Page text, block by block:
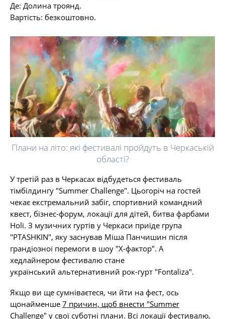
Де: Долина троянд.
Вартість: безкоштовно.
Плани на літо: які фестивалі пройдуть в Черкаській
області?
У третій раз в Черкасах відбудеться фестиваль
тімбілдингу "Summer Challenge". Цьогоріч на гостей
чекає екстремальний забіг, спортивний командний
квест, бізнес-форум, локації для дітей, битва фарбами
Holi. З музичних гуртів у Черкаси приїде група
"PTASHKIN", яку заснував Міша Панчишин після
грандіозної перемоги в шоу "Х-фактор". А
хедлайнером фестивалю стане
український альтернативний рок-гурт "Fontaliza".
Якщо ви ще сумніваєтеся, чи йти на фест, ось
щонайменше 7 причин, щоб внести "Summer
Challenge" у свої суботні плани. Всі локації фестивалю,